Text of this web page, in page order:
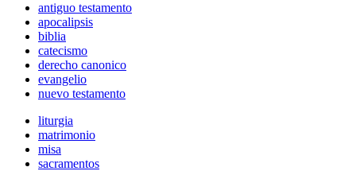
antiguo testamento
apocalipsis
biblia
catecismo
derecho canonico
evangelio
nuevo testamento
liturgia
matrimonio
misa
sacramentos